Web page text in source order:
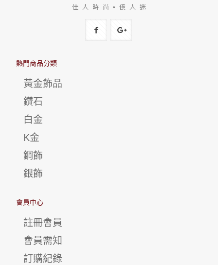
佳 人 時 尚 • 億 人 迷
熱門商品分類
黃金飾品
鑽石
白金
K金
鋼飾
銀飾
會員中心
註冊會員
會員需知
訂購紀錄